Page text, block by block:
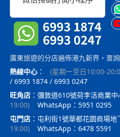
廣東旅遊的分店遍佈港九新界，查
熱線中心 ： (星期一至日10:00-
/ 6993 1874 / 6993 0247
旺角店 ： 彌敦道610號荷李活商業
19:00)
WhatsApp：5951 0295
屯門店 ： 屯利街1號華都花園商場地
19:00)
WhatsApp：6478 5591